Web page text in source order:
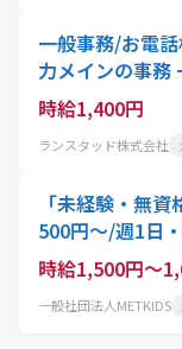
一般事務/お電
力メインの事務
時給1,400円
ランスタッド株式会社
「未経験・無
500円～/週1日
時給1,500円～
一般社団法人METKIDS